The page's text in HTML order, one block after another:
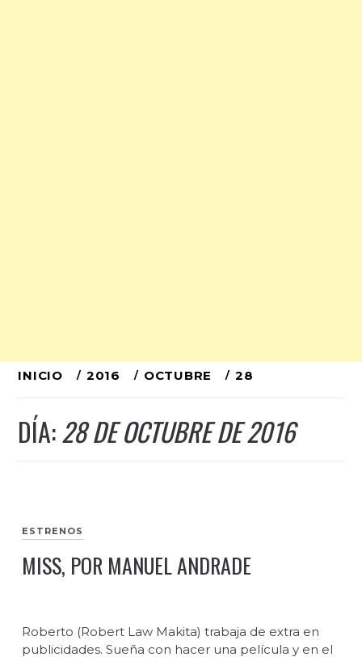
Ir
contenido
INICIO 2016 OCTUBRE 28
DÍA:28 DE OCTUBRE DE 2016
ESTRENOS
MISS, POR MANUEL ANDRADE
Roberto (Robert Law Makita) trabaja de extra en
publicidades. Sueña con hacer una película y en el